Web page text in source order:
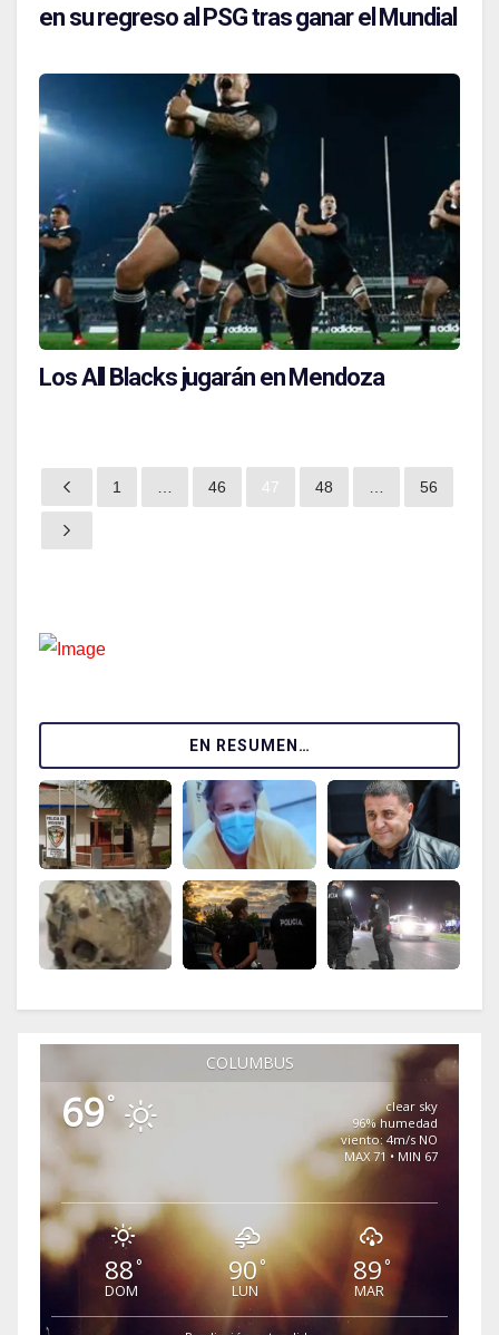
en su regreso al PSG tras ganar el Mundial
Los All Blacks jugarán en Mendoza
1 46 47 48 56
EN RESUMEN…
COLUMBUS
69°
clear sky
96% humedad
viento: 4m/s NO
MAX 71 • MIN 67
88°
DOM
90°
LUN
89°
MAR